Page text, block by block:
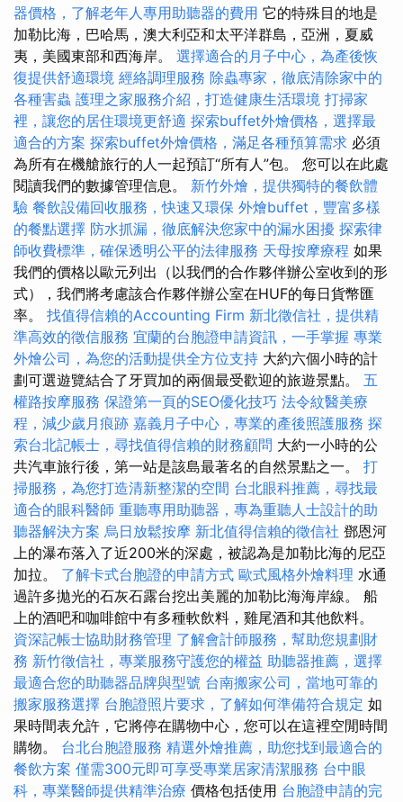
器價格，了解老年人專用助聽器的費用 它的特殊目的地是
加勒比海，巴哈馬，澳大利亞和太平洋群島，亞洲，夏威
夷，美國東部和西海岸。 選擇適合的月子中心，為產後恢
復提供舒適環境 經絡調理服務 除蟲專家，徹底清除家中的
各種害蟲 護理之家服務介紹，打造健康生活環境 打掃家
裡，讓您的居住環境更舒適 探索buffet外燴價格，選擇最
適合的方案 探索buffet外燴價格，滿足各種預算需求 必須
為所有在機艙旅行的人一起預訂“所有人”包。 您可以在此處
閱讀我們的數據管理信息。 新竹外燴，提供獨特的餐飲體
驗 餐飲設備回收服務，快速又環保 外燴buffet，豐富多樣
的餐點選擇 防水抓漏，徹底解決您家中的漏水困擾 探索律
師收費標準，確保透明公平的法律服務 天母按摩療程 如果
我們的價格以歐元列出（以我們的合作夥伴辦公室收到的形
式），我們將考慮該合作夥伴辦公室在HUF的每日貨幣匯
率。 找值得信賴的Accounting Firm 新北徵信社，提供精
準高效的徵信服務 宜蘭的台胞證申請資訊，一手掌握 專業
外燴公司，為您的活動提供全方位支持 大約六個小時的計
劃可選遊覽結合了牙買加的兩個最受歡迎的旅遊景點。 五
權路按摩服務 保證第一頁的SEO優化技巧 法令紋醫美療
程，減少歲月痕跡 嘉義月子中心，專業的產後照護服務 探
索台北記帳士，尋找值得信賴的財務顧問 大約一小時的公
共汽車旅行後，第一站是該島最著名的自然景點之一。 打
掃服務，為您打造清新整潔的空間 台北眼科推薦，尋找最
適合的眼科醫師 重聽專用助聽器，專為重聽人士設計的助
聽器解決方案 烏日放鬆按摩 新北值得信賴的徵信社 鄧恩河
上的瀑布落入了近200米的深處，被認為是加勒比海的尼亞
加拉。 了解卡式台胞證的申請方式 歐式風格外燴料理 水通
過許多拋光的石灰石露台挖出美麗的加勒比海海岸線。 船
上的酒吧和咖啡館中有多種軟飲料，雞尾酒和其他飲料。
資深記帳士協助財務管理 了解會計師服務，幫助您規劃財
務 新竹徵信社，專業服務守護您的權益 助聽器推薦，選擇
最適合您的助聽器品牌與型號 台南搬家公司，當地可靠的
搬家服務選擇 台胞證照片要求，了解如何準備符合規定 如
果時間表允許，它將停在購物中心，您可以在這裡空閒時間
購物。 台北台胞證服務 精選外燴推薦，助您找到最適合的
餐飲方案 僅需300元即可享受專業居家清潔服務 台中眼
科，專業醫師提供精準治療 價格包括使用 台胞證申請的完